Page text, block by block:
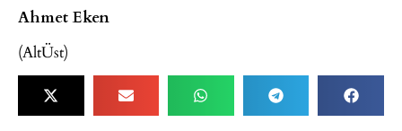
Ahmet Eken
(AltÜst)